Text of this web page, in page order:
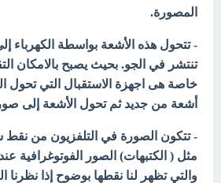
المصورة.
- تتحول هذه الأشعة بواسطة الكهرباء
تنتشر في الجو. بحيث يصبح بالامكان
خاصة هى اجهزة الاستقبال التي تحول
أشعة من جديد ثم تحول الأشعة إلى
- تتكون الصورة في التلفزيون من نقط
مثل ( الكتبهات) الصور الفوتوغرافية
والتي تظهر لنا نقطها بوضوح إذا